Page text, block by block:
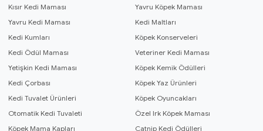
Kısır Kedi Maması
Yavru Köpek Maması
Yavru Kedi Maması
Kedi Maltları
Kedi Kumları
Köpek Konserveleri
Kedi Ödül Maması
Veteriner Kedi Maması
Yetişkin Kedi Maması
Köpek Kemik Ödülleri
Kedi Çorbası
Köpek Yaz Ürünleri
Kedi Tuvalet Ürünleri
Köpek Oyuncakları
Otomatik Kedi Tuvaleti
Özel Irk Köpek Maması
Köpek Mama Kapları
Catnip Kedi Ödülleri